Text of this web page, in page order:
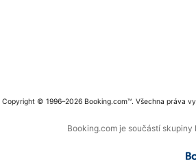
Copyright © 1996–2026 Booking.com™. Všechna práva
Booking.com je součástí